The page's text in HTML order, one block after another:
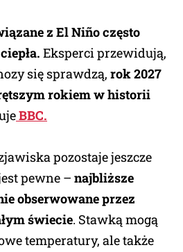
z El Niño często
Eksperci przewidują,
się sprawdzą, rok 2027
rokiem w historii
BBC.
pozostaje jeszcze
pewne – najbliższe
obserwowane przez
świecie. Stawką mogą
temperatury, ale także